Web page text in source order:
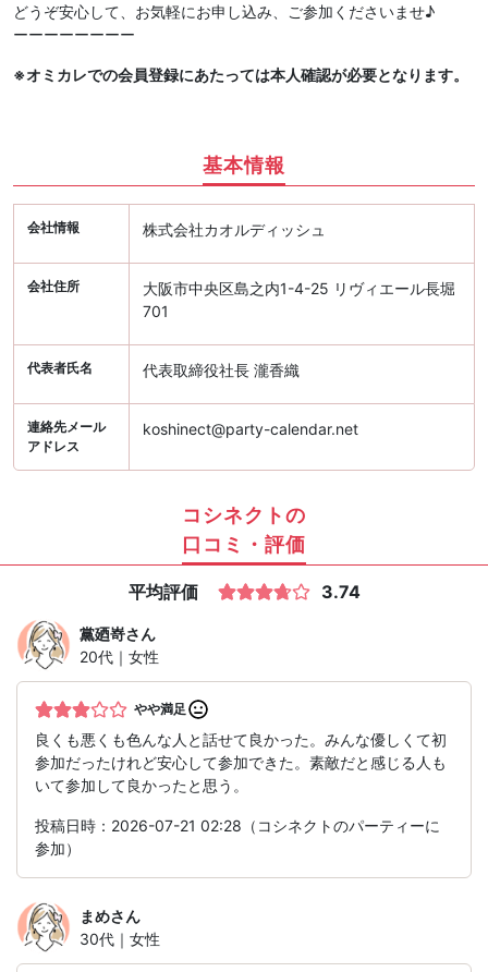
どうぞ安心して、お気軽にお申し込み、ご参加くださいませ♪
ーーーーーーーー
※オミカレでの会員登録にあたっては本人確認が必要となります。
基本情報
会社情報 株式会社カオルディッシュ
会社住所
大阪市中央区島之内1-4-25 リヴィエール長堀
701
代表者氏名 代表取締役社長 瀧香織
連絡先メール
アドレス
koshinect@party-calendar.net
コシネクトの
口コミ・評価
平均評価 3.74
黨廼嵜さん
20代｜女性
やや満足
良くも悪くも色んな人と話せて良かった。みんな優しくて初
参加だったけれど安心して参加できた。素敵だと感じる人も
いて参加して良かったと思う。
投稿日時：2026-07-21 02:28（コシネクトのパーティーに
参加）
まめさん
30代｜女性